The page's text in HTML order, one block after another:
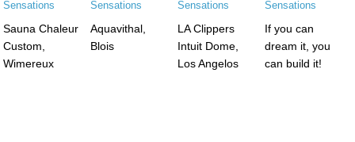
Sauna Chaleur
Custom,
Wimereux
Aquavithal,
Blois
LA Clippers
Intuit Dome,
Los Angelos
If you can
dream it, you
can build it!